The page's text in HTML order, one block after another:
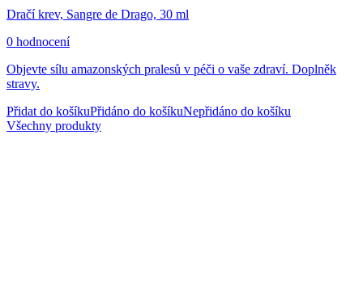
Dračí krev, Sangre de Drago, 30 ml
0 hodnocení
Objevte sílu amazonských pralesů v péči o vaše zdraví. Doplněk
stravy.
Přidat do košíkuPřidáno do košíkuNepřidáno do košíku
Všechny produkty